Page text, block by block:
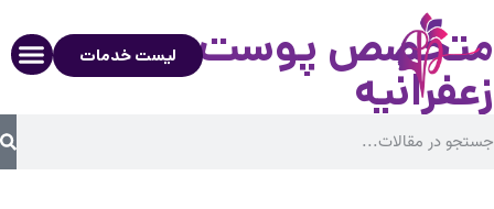
لیست خدماتمتخصص پوست در
زعفرانیه